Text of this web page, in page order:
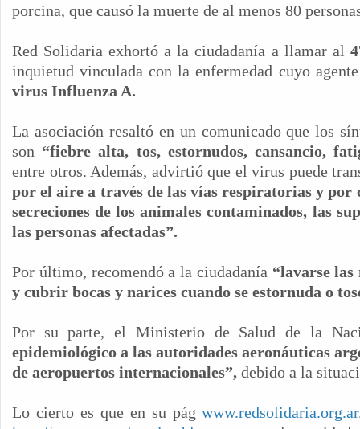
porcina, que causó la muerte de al menos 80
Red Solidaria exhortó a la ciudadanía a llamar al
inquietud vinculada con la enfermedad cuyo
virus Influenza A.
La asociación resaltó en un comunicado que los
son “fiebre alta, tos, estornudos, cansancio,
entre otros. Además, advirtió que el virus puede
por el aire a través de las vías respiratorias y por
secreciones de los animales contaminados, las
las personas afectadas”.
Por último, recomendó a la ciudadanía “lavarse las
y cubrir bocas y narices cuando se estornuda o
Por su parte, el Ministerio de Salud de la
epidemiológico a las autoridades aeronáuticas
de aeropuertos internacionales”, debido a la
Lo cierto es que en su págwww.redsolidaria.org.ar